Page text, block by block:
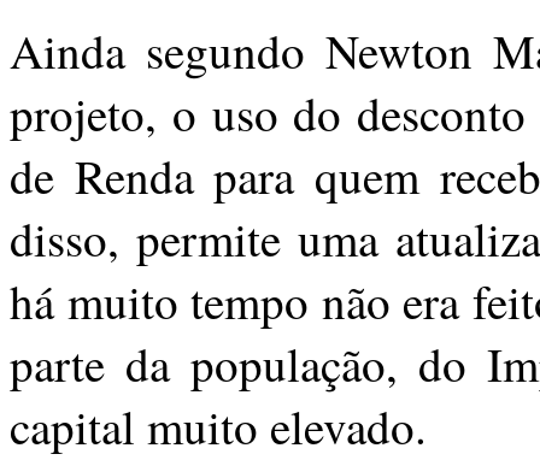
Ainda segundo Newton
projeto, o uso do
de Renda para quem
disso, permite uma
há muito tempo não era
parte da população, do
capital muito elevado.